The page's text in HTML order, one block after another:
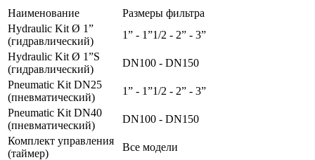
Наименование
Размеры фильтра
Hydraulic Kit Ø 1”
(гидравлический)
1” - 1”1/2 - 2” - 3”
Hydraulic Kit Ø 1”Ѕ
(гидравлический)
DN100 - DN150
Pneumatic Kit DN25
(пневматический)
1” - 1”1/2 - 2” - 3”
Pneumatic Kit DN40
(пневматический)
DN100 - DN150
Комплект управления
(таймер)
Все модели